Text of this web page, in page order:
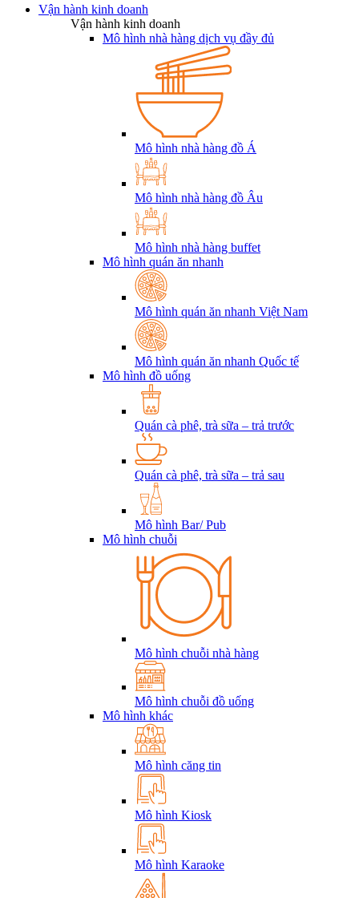
Vận hành kinh doanh
Vận hành kinh doanh
Mô hình nhà hàng dịch vụ đầy đủ
Mô hình nhà hàng đồ Á
Mô hình nhà hàng đồ Âu
Mô hình nhà hàng buffet
Mô hình quán ăn nhanh
Mô hình quán ăn nhanh Việt Nam
Mô hình quán ăn nhanh Quốc tế
Mô hình đồ uống
Quán cà phê, trà sữa – trả trước
Quán cà phê, trà sữa – trả sau
Mô hình Bar/ Pub
Mô hình chuỗi
Mô hình chuỗi nhà hàng
Mô hình chuỗi đồ uống
Mô hình khác
Mô hình căng tin
Mô hình Kiosk
Mô hình Karaoke